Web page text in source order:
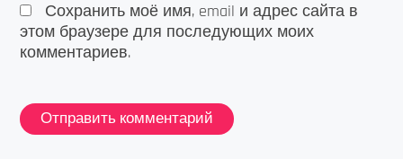
Сохранить моё имя, email и адрес сайта в
этом браузере для последующих моих
комментариев.